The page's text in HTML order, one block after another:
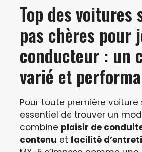
Top des voitures
pas chères pour
conducteur : un
varié et
Pour toute première voiture
essentiel de trouver un
combine plaisir de
contenu et facilité